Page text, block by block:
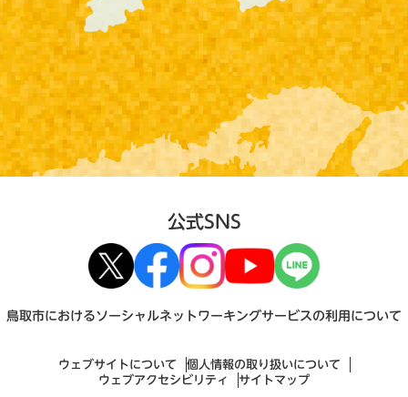
公式SNS
鳥取市におけるソーシャルネットワーキングサービスの利用について
ウェブサイトについて
個人情報の取り扱いについて
ウェブアクセシビリティ
サイトマップ